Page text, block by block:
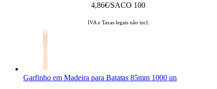
4,86€/SACO 100
IVA e Taxas legais não incl.
Garfinho em Madeira para Batatas 85mm 1000 un